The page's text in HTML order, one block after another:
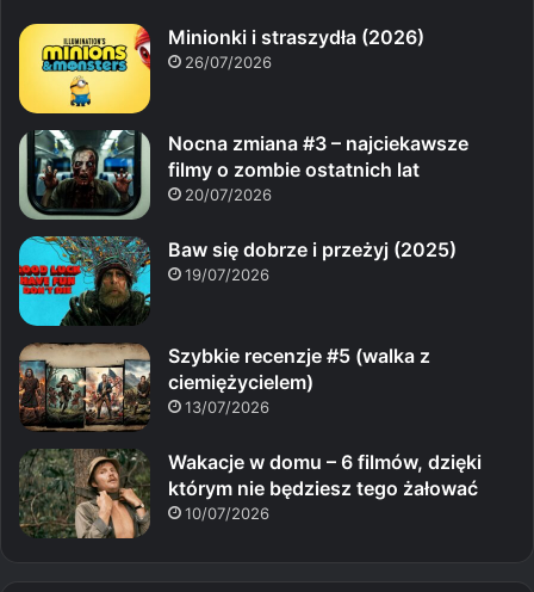
Minionki i straszydła (2026)
26/07/2026
Nocna zmiana #3 – najciekawsze
filmy o zombie ostatnich lat
20/07/2026
Baw się dobrze i przeżyj (2025)
19/07/2026
Szybkie recenzje #5 (walka z
ciemiężycielem)
13/07/2026
Wakacje w domu – 6 filmów, dzięki
którym nie będziesz tego żałować
10/07/2026